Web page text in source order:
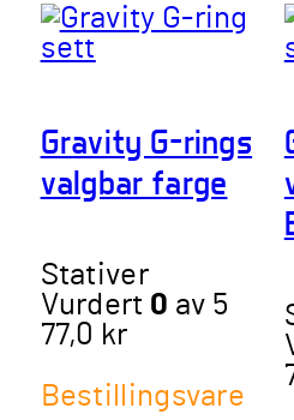
Gravity G-rings
valgbar farge
Stativer
Vurdert 0 av 5
77,0 kr
Bestillingsvare